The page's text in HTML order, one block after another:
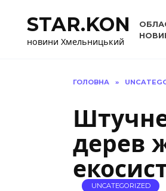
вмістуSTAR.KON
новини Хмельницький
ГОЛОВНА »
дерев
UNCATEGORIZED